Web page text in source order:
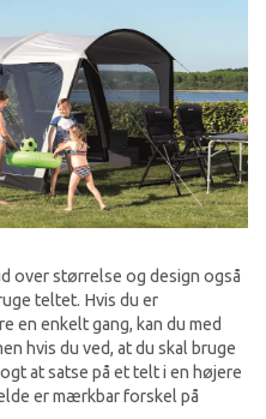
over størrelse og design også
teltet. Hvis du er
en enkelt gang, kan du med
hvis du ved, at du skal bruge
at satse på et telt i en højere
er mærkbar forskel på